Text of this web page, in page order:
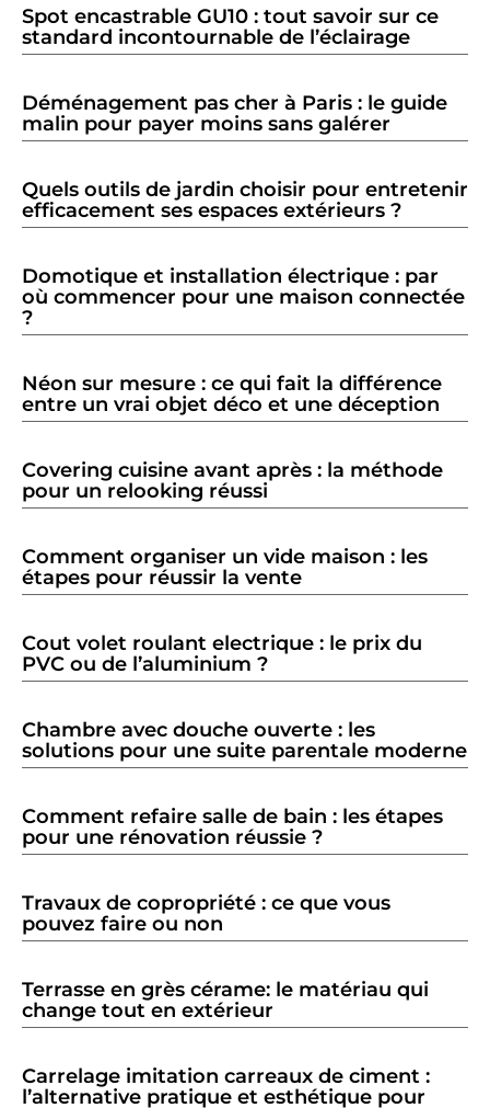
Spot encastrable GU10 : tout savoir sur ce
standard incontournable de l’éclairage
Déménagement pas cher à Paris : le guide
malin pour payer moins sans galérer
Quels outils de jardin choisir pour entretenir
efficacement ses espaces extérieurs ?
Domotique et installation électrique : par
où commencer pour une maison connectée
?
Néon sur mesure : ce qui fait la différence
entre un vrai objet déco et une déception
Covering cuisine avant après : la méthode
pour un relooking réussi
Comment organiser un vide maison : les
étapes pour réussir la vente
Cout volet roulant electrique : le prix du
PVC ou de l’aluminium ?
Chambre avec douche ouverte : les
solutions pour une suite parentale moderne
Comment refaire salle de bain : les étapes
pour une rénovation réussie ?
Travaux de copropriété : ce que vous
pouvez faire ou non
Terrasse en grès cérame: le matériau qui
change tout en extérieur
Carrelage imitation carreaux de ciment :
l’alternative pratique et esthétique pour